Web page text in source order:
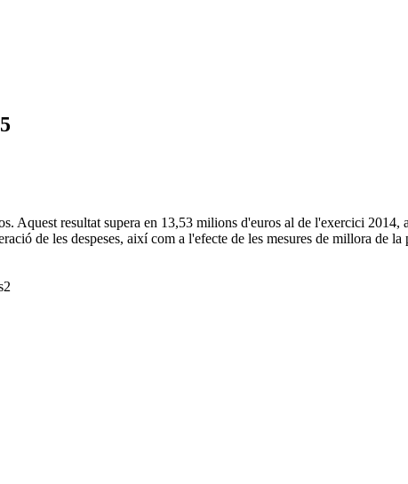
Aquest resultat supera en 13,53 milions d'euros al de l'exercici 2014,
de les despeses, així com a l'efecte de les mesures de millora de